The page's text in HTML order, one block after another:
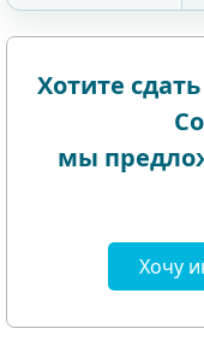
Хотите
мы
Хочу